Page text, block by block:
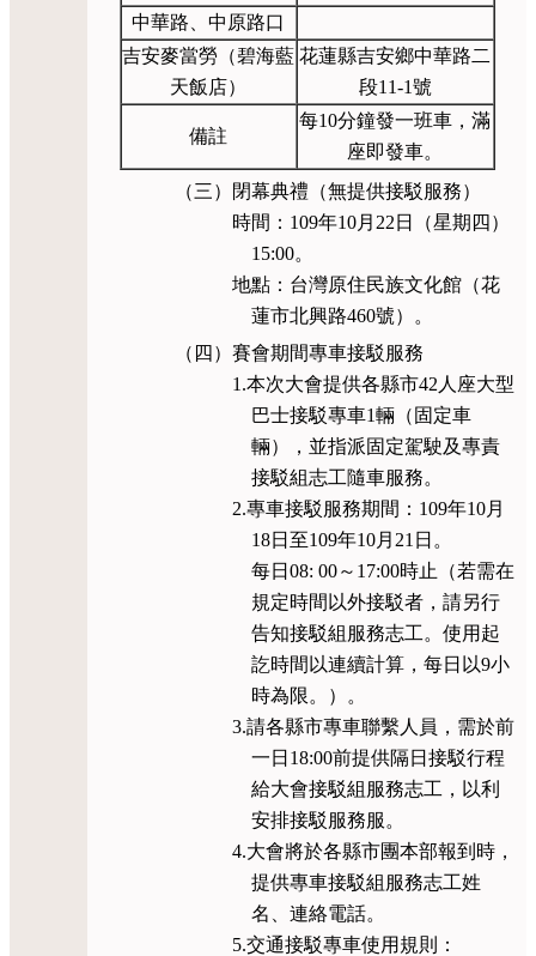
中華路、中原路口
吉安麥當勞（碧海藍
天飯店）
花蓮縣吉安鄉中華路二
段11-1號
備註
每10分鐘發一班車，滿
座即發車。
（三）閉幕典禮（無提供接駁服務）
時間：109年10月22日（星期四）
15:00。
地點：台灣原住民族文化館（花
蓮市北興路460號）。
（四）賽會期間專車接駁服務
1.本次大會提供各縣市42人座大型
巴士接駁專車1輛（固定車
輛），並指派固定駕駛及專責
接駁組志工隨車服務。
2.專車接駁服務期間：109年10月
18日至109年10月21日。
每日08: 00～17:00時止（若需在
規定時間以外接駁者，請另行
告知接駁組服務志工。使用起
訖時間以連續計算，每日以9小
時為限。）。
3.請各縣市專車聯繫人員，需於前
一日18:00前提供隔日接駁行程
給大會接駁組服務志工，以利
安排接駁服務服。
4.大會將於各縣市團本部報到時，
提供專車接駁組服務志工姓
名、連絡電話。
5.交通接駁專車使用規則：